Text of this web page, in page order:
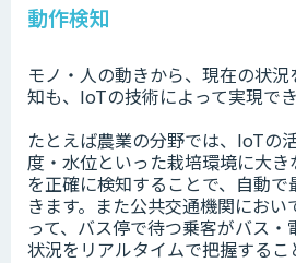
動作検知
モノ・人の動きから、現在の状
知も、IoTの技術によって実現で
たとえば農業の分野では、IoTの
度・水位といった栽培環境に大
を正確に検知することで、自動
きます。また公共交通機関にお
って、バス停で待つ乗客がバス
状況をリアルタイムで把握するこ